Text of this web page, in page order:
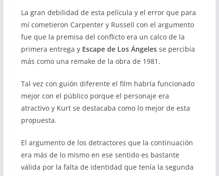
La gran debilidad de esta película y el error que para
mí cometieron Carpenter y Russell con el argumento
fue que la premisa del conflicto era un calco de la
primera entrega yEscape de Los Ángelesse percibía
más como una remake de la obra de 1981.
Tal vez con guión diferente el film habría funcionado
mejor con el público porque el personaje era
atractivo y Kurt se destacaba como lo mejor de esta
propuesta.
El argumento de los detractores que la continuación
era más de lo mismo en ese sentido es bastante
válida por la falta de identidad que tenía la segunda